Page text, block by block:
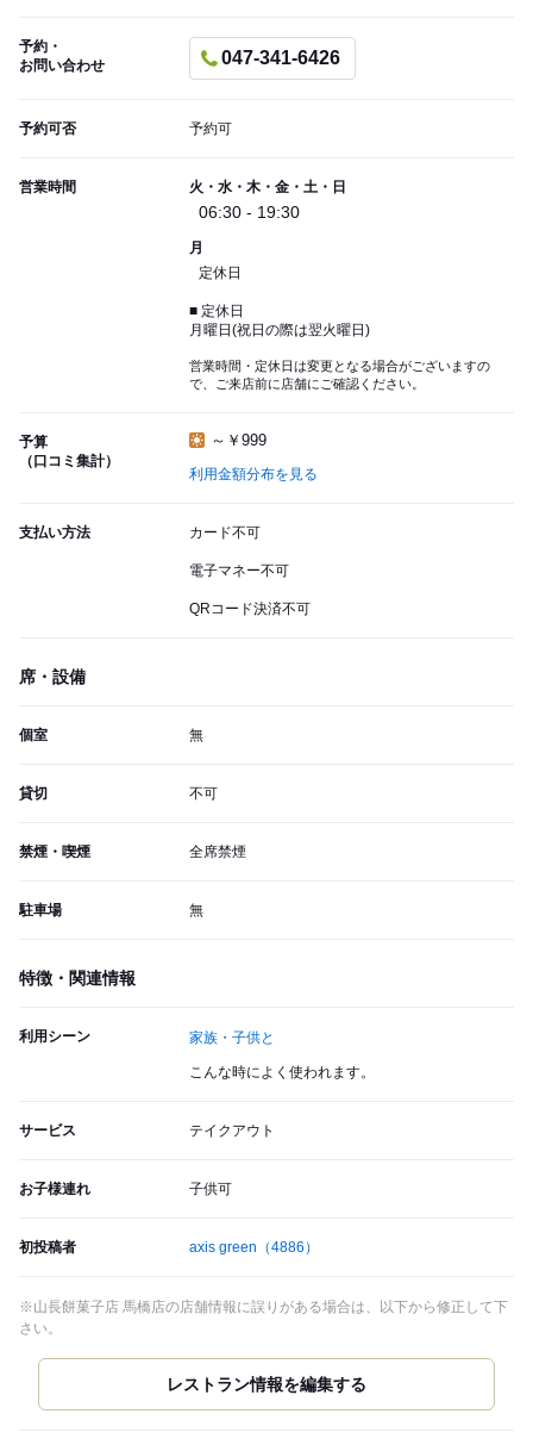
予約・
お問い合わせ
047-341-6426
予約可否 予約可
営業時間 火・水・木・金・土・日
06:30 - 19:30
月
定休日
■ 定休日
月曜日(祝日の際は翌火曜日)
営業時間・定休日は変更となる場合がございますの
で、ご来店前に店舗にご確認ください。
予算
（口コミ集計）
～￥999
利用金額分布を見る
支払い方法 カード不可
電子マネー不可
QRコード決済不可
席・設備
個室 無
貸切 不可
禁煙・喫煙 全席禁煙
駐車場 無
特徴・関連情報
利用シーン 家族・子供と
こんな時によく使われます。
サービス テイクアウト
お子様連れ 子供可
初投稿者 axis green （4886）
※山長餅菓子店 馬橋店の店舗情報に誤りがある場合は、以下から修正して下
さい。